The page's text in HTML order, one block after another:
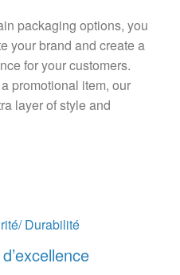
packaging options, you
your brand and create a
for your customers.
promotional item, our
layer of style and
Durabilité